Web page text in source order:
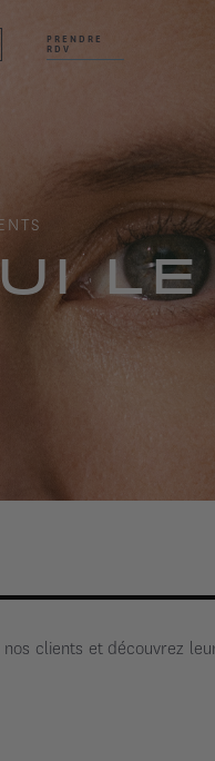
PRENDRE
RDV
clients et découvrez